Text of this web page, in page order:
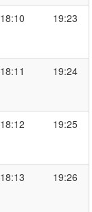
18:10 19:23
18:11 19:24
18:12 19:25
18:13 19:26